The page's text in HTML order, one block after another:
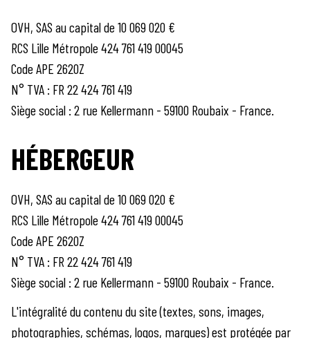
OVH, SAS au capital de 10 069 020 €
RCS Lille Métropole 424 761 419 00045
Code APE 2620Z
N° TVA : FR 22 424 761 419
Siège social : 2 rue Kellermann - 59100 Roubaix - France.
HÉBERGEUR
OVH, SAS au capital de 10 069 020 €
RCS Lille Métropole 424 761 419 00045
Code APE 2620Z
N° TVA : FR 22 424 761 419
Siège social : 2 rue Kellermann - 59100 Roubaix - France.
L'intégralité du contenu du site (textes, sons, images,
photographies, schémas, logos, marques) est protégée par